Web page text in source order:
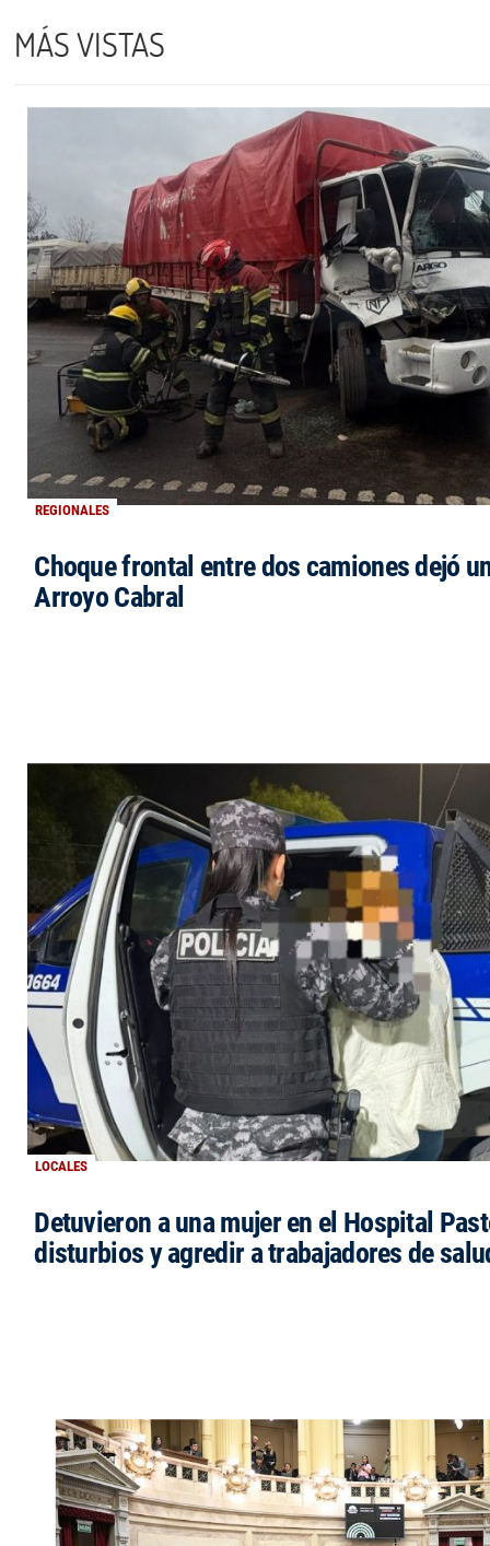
MÁS VISTAS
REGIONALES
Choque frontal entre dos camiones dejó
Arroyo Cabral
LOCALES
Detuvieron a una mujer en el Hospital
disturbios y agredir a trabajadores de